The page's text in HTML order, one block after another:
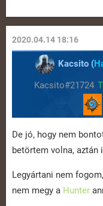
2020.04.14 18:16
Kacsito (
Kacsito#21724
De jó, hogy nem
betörtem volna, aztán
Legyártani nem
nem megy a Hunter